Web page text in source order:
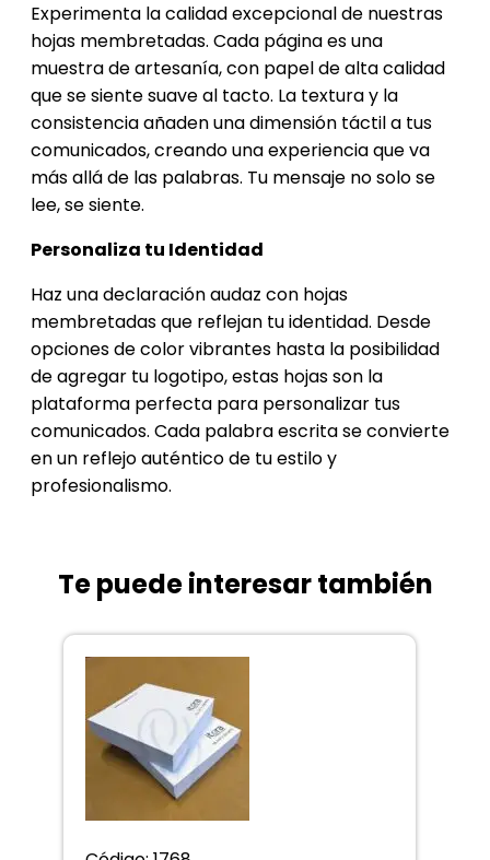
Experimenta la calidad excepcional de nuestras
hojas membretadas. Cada página es una
muestra de artesanía, con papel de alta calidad
que se siente suave al tacto. La textura y la
consistencia añaden una dimensión táctil a tus
comunicados, creando una experiencia que va
más allá de las palabras. Tu mensaje no solo se
lee, se siente.
Personaliza tu Identidad
Haz una declaración audaz con hojas
membretadas que reflejan tu identidad. Desde
opciones de color vibrantes hasta la posibilidad
de agregar tu logotipo, estas hojas son la
plataforma perfecta para personalizar tus
comunicados. Cada palabra escrita se convierte
en un reflejo auténtico de tu estilo y
profesionalismo.
Te puede interesar también